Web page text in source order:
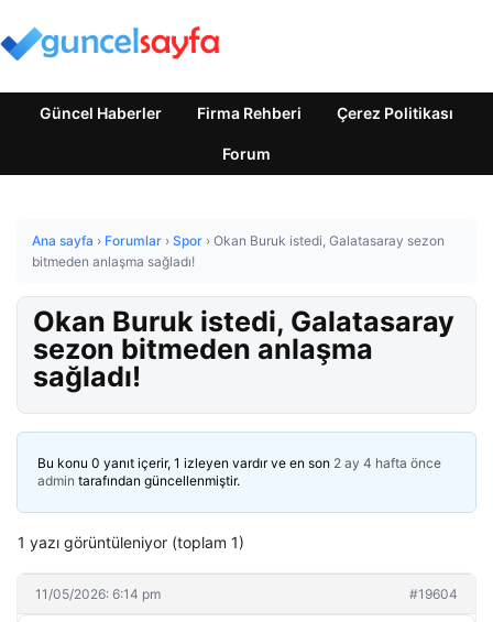
Güncel Haberler Firma Rehberi Çerez Politikası
Forum
Ana sayfa › Forumlar › Spor › Okan Buruk istedi, Galatasaray sezon
bitmeden anlaşma sağladı!
Okan Buruk istedi, Galatasaray
sezon bitmeden anlaşma
sağladı!
Bu konu 0 yanıt içerir, 1 izleyen vardır ve en son 2 ay 4 hafta önce
admin tarafından güncellenmiştir.
1 yazı görüntüleniyor (toplam 1)
11/05/2026: 6:14 pm #19604